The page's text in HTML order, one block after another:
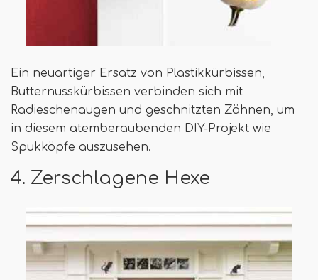
Ein neuartiger Ersatz von Plastikkürbissen,
Butternusskürbissen verbinden sich mit
Radieschenaugen und geschnitzten Zähnen, um
in diesem atemberaubenden DIY-Projekt wie
Spukköpfe auszusehen.
4. Zerschlagene Hexe